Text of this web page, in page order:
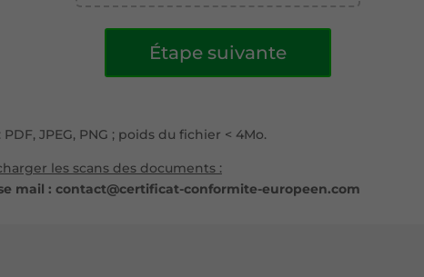
Étape suivante
t
t
JPEG, PNG ; poids du fichier < 4Mo.
les scans des documents :
mail : contact@certificat-conformite-europeen.com